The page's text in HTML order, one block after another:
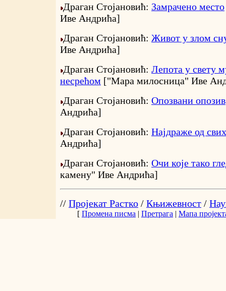
Драган Стојановић: Замрачено место
Иве Андрића]
Драган Стојановић: Живот у злом
Иве Андрића]
Драган Стојановић: Лепота у свету
несрећом ["Мара милосница" Иве
Драган Стојановић: Опозвани опозив
Андрића]
Драган Стојановић: Најдраже од
Андрића]
Драган Стојановић: Очи које тако
камену" Иве Андрића]
// Пројекат Растко / Књижевност /
[ Промена писма Претрага Мапа